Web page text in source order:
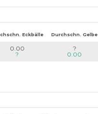
Eckbälle Durchschn. Gelbe
0.00
?
?
0.00